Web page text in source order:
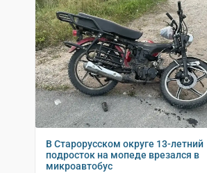
В Старорусском округе 13-летний
подросток на мопеде врезался в
микроавтобус